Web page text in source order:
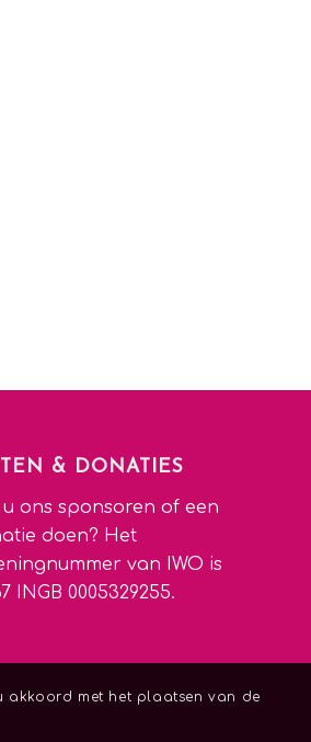
& DONATIES
u ons sponsoren of een
doen? Het
van IWO is
INGB 0005329255.
akkoord met het plaatsen van de